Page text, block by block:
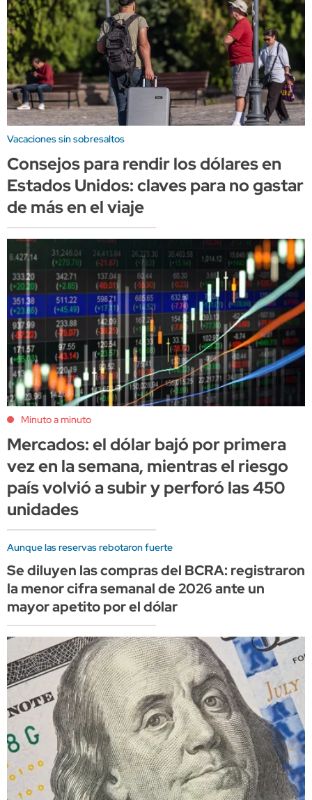
Vacaciones sin sobresaltos
Consejos para rendir los dólares en
Estados Unidos: claves para no gastar
de más en el viaje
Minuto a minuto
Mercados: el dólar bajó por primera
vez en la semana, mientras el riesgo
país volvió a subir y perforó las 450
unidades
Aunque las reservas rebotaron fuerte
Se diluyen las compras del BCRA: registraron
la menor cifra semanal de 2026 ante un
mayor apetito por el dólar